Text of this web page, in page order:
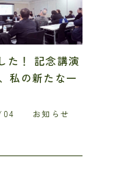
た！ 記念講演
私の新たな一
04 お知らせ